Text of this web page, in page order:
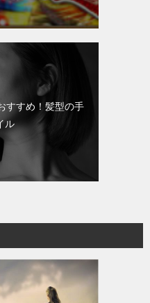
すすめ！髪型の手
ル